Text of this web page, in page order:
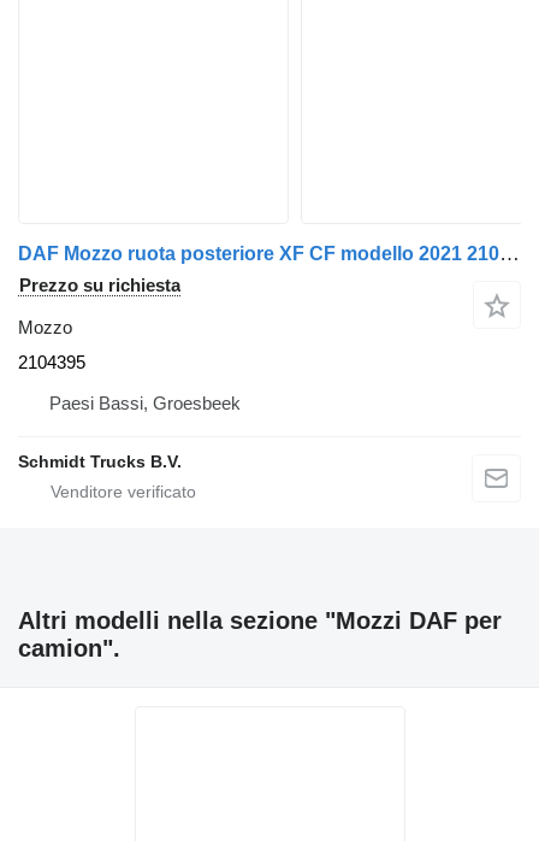
DAF Mozzo ruota posteriore XF CF modello 2021 2104395 per camion
Prezzo su richiesta
Mozzo
2104395
Paesi Bassi, Groesbeek
Schmidt Trucks B.V.
Altri modelli nella sezione "Mozzi DAF per
camion".